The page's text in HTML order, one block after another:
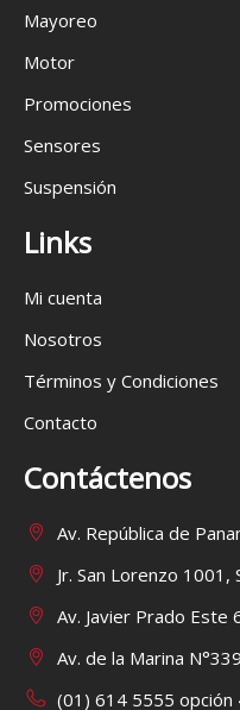
Mayoreo
Motor
Promociones
Sensores
Suspensión
Links
Mi cuenta
Nosotros
Términos y Condiciones
Contacto
Contáctenos
Av. República de
Jr. San Lorenzo 1001,
Av. Javier Prado Este
Av. de la Marina
(01) 614 5555 opción